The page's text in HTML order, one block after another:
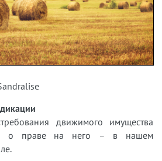
движимого имущества
о праве на него – в нашем